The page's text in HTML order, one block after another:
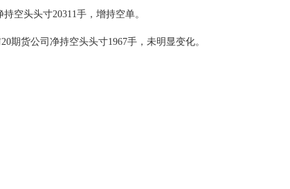
持空头头寸20311手，增持空单。
20期货公司净持空头头寸1967手，未明显变化。